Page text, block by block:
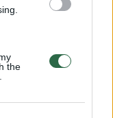
the
ir prieš
disidentė
dovana už